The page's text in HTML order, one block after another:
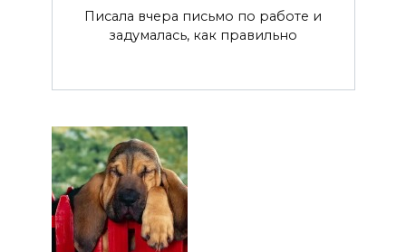
Писала вчера письмо по работе и
задумалась, как правильно